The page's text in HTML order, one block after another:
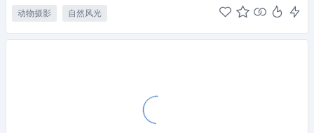
动物摄影 自然风光